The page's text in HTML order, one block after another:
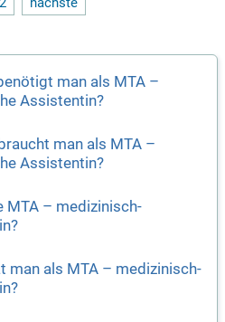
man als MTA –
Assistentin?
man als MTA –
Assistentin?
MTA – medizinisch-
man als MTA – medizinisch-